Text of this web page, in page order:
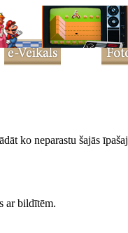
ko neparastu šajās
ar bildītēm.